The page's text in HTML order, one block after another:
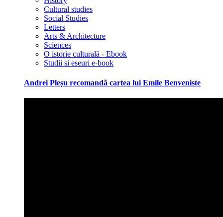
Cultural studies
Social Studies
Letters
Arts & Architecture
Sciences
O istorie culturală - Ebook
Studii si eseuri e-book
Andrei Pleșu recomandă cartea lui Emile Benveniste